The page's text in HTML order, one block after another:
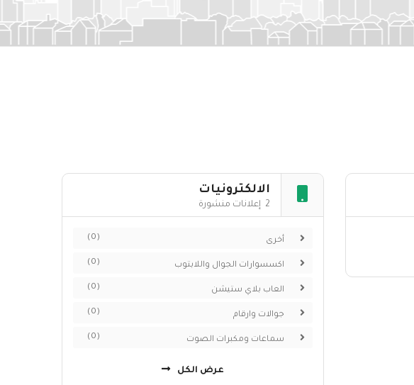
الالكترونيات
2 إعلانات منشورة
أخرى (0)
اكسسوارات الجوال واللابتوب (0)
العاب بلاي ستيشن (0)
جوالات وارقام (0)
سماعات ومكبرات الصوت (0)
عرض الكل